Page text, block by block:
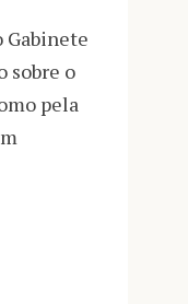
sobre o
pela